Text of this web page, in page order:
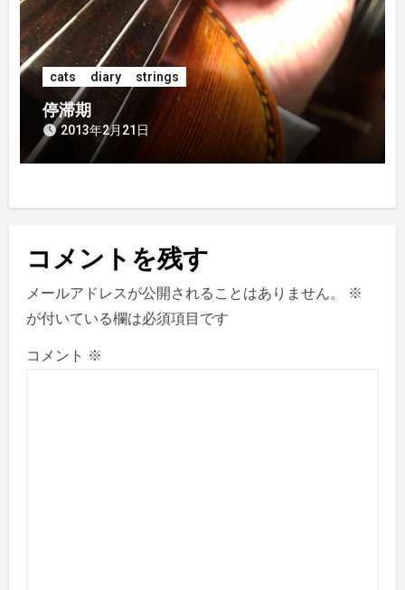
cats diary strings
停滞期
2013年2月21日
コメントを残す
メールアドレスが公開されることはありません。
※
が付いている欄は必須項目です
コメント ※